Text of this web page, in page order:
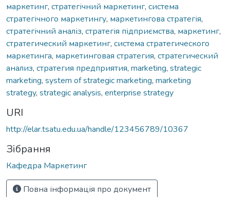
маркетинг, стратегічний маркетинг, система
стратегічного маркетингу, маркетингова стратегія,
стратегічний аналіз, стратегія підприємства, маркетинг,
стратегический маркетинг, система стратегического
маркетинга, маркетинговая стратегия, стратегический
анализ, стратегия предприятия, marketing, strategic
marketing, system of strategic marketing, marketing
strategy, strategic analysis, enterprise strategy
URI
http://elar.tsatu.edu.ua/handle/123456789/10367
Зібрання
Кафедра Маркетинг
Повна інформація про документ